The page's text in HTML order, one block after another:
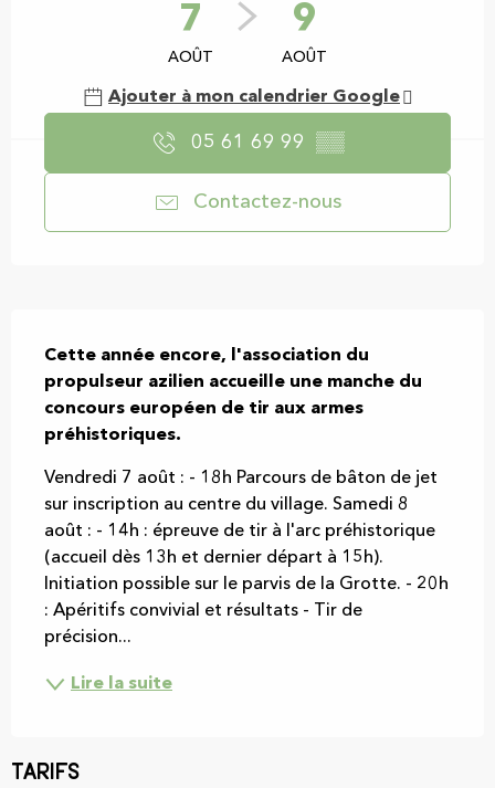
7
AOÛT
9
AOÛT
Ajouter à mon calendrier Google
05 61 69 99 ▒▒
Contactez-nous
Cette année encore, l'association du
propulseur azilien accueille une manche du
concours européen de tir aux armes
préhistoriques.
Vendredi 7 août : - 18h Parcours de bâton de jet
sur inscription au centre du village. Samedi 8
août : - 14h : épreuve de tir à l'arc préhistorique
(accueil dès 13h et dernier départ à 15h).
Initiation possible sur le parvis de la Grotte. - 20h
: Apéritifs convivial et résultats - Tir de
précision...
Lire la suite
Tarifs